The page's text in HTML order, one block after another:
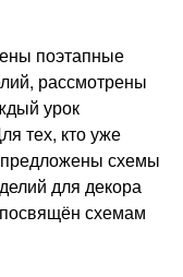
поэтапные
рассмотрены
урок
тех, кто уже
предложены схемы
для декора
схемам